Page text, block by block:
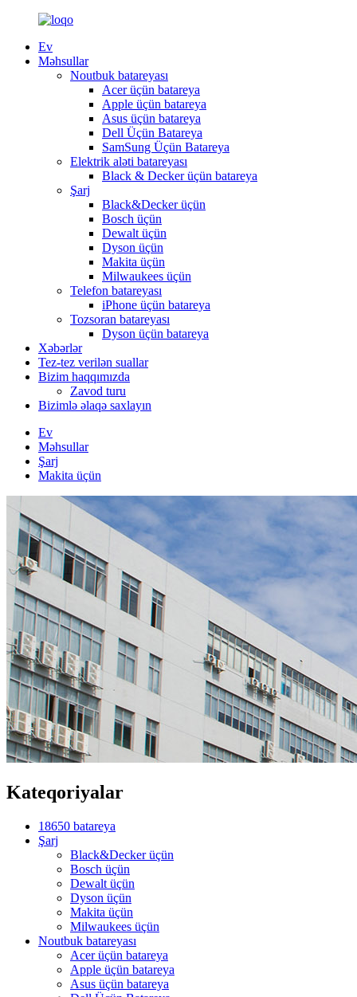
Ev
Məhsullar
Noutbuk batareyası
Acer üçün batareya
Apple üçün batareya
Asus üçün batareya
Dell Üçün Batareya
SamSung Üçün Batareya
Elektrik aləti batareyası
Black & Decker üçün batareya
Şarj
Black&Decker üçün
Bosch üçün
Dewalt üçün
Dyson üçün
Makita üçün
Milwaukees üçün
Telefon batareyası
iPhone üçün batareya
Tozsoran batareyası
Dyson üçün batareya
Xəbərlər
Tez-tez verilən suallar
Bizim haqqımızda
Zavod turu
Bizimlə əlaqə saxlayın
Ev
Məhsullar
Şarj
Makita üçün
Kateqoriyalar
18650 batareya
Şarj
Black&Decker üçün
Bosch üçün
Dewalt üçün
Dyson üçün
Makita üçün
Milwaukees üçün
Noutbuk batareyası
Acer üçün batareya
Apple üçün batareya
Asus üçün batareya